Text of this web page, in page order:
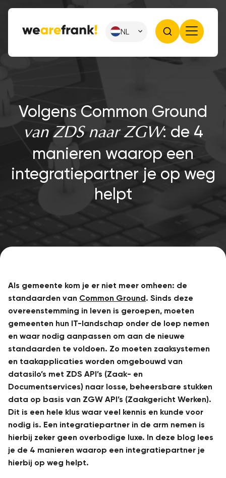
NL
Volgens Common Ground
van ZDS naar ZGW: de 4
manieren waarop een
integratiepartner je op weg
helpt
Als gemeente kom je er niet meer omheen: de
standaarden van Common Ground. Sinds deze
overeenstemming in leven is geroepen, moeten
gemeenten hun IT-landschap onder de loep nemen
en waar nodig aanpassen om aan de nieuwe
standaarden te voldoen. Zo moeten zaaksystemen
en taakapplicaties worden omgebouwd van
datasilo’s met ZDS API’s (Zaak- en
Documentservices) naar losse, beheersbare stukken
data op basis van ZGW API’s (Zaakgericht Werken).
Dit is een hele klus waar veel kennis en kunde voor
nodig is. Een integratiepartner in de arm nemen is
hierbij zeker geen overbodige luxe. In deze blog lees
je de 4 manieren waarop een integratiepartner je
hierbij op weg helpt.